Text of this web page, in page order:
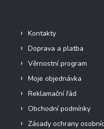
Kontakty
Doprava a platba
Věrnostní program
Moje objednávka
Reklamační řád
Obchodní podmínky
Zásady ochrany